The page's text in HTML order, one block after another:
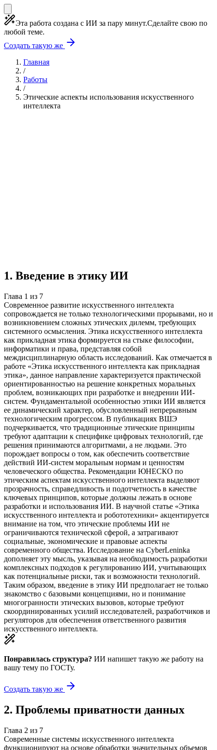
Эта работа создана с ИИ за пару минут.Сделайте свою по
любой теме.
Создать такую же
Главная
/
Работы
/
Этические аспекты использования искусственного
интеллекта
1. Введение в этику ИИ
Глава 1 из 7
Современное развитие искусственного интеллекта
сопровождается не только технологическими прорывами, но и
возникновением сложных этических дилемм, требующих
системного осмысления. Этика искусственного интеллекта
как прикладная этика формируется на стыке философии,
информатики и права, представляя собой
междисциплинарную область исследований. Как отмечается в
работе «Этика искусственного интеллекта как прикладная
этика», данное направление характеризуется практической
ориентированностью на решение конкретных моральных
проблем, возникающих при разработке и внедрении ИИ-
систем. Фундаментальной особенностью этики ИИ является
ее динамический характер, обусловленный непрерывным
технологическим прогрессом. В публикациях ВШЭ
подчеркивается, что традиционные этические принципы
требуют адаптации к специфике цифровых технологий, где
решения принимаются алгоритмами, а не людьми. Это
порождает вопросы о том, как обеспечить соответствие
действий ИИ-систем моральным нормам и ценностям
человеческого общества. Рекомендации ЮНЕСКО по
этическим аспектам искусственного интеллекта выделяют
прозрачность, справедливость и подотчетность в качестве
ключевых принципов, которые должны лежать в основе
разработки и использования ИИ. В научной статье «Этика
искусственного интеллекта и робототехники» акцентируется
внимание на том, что этические проблемы ИИ не
ограничиваются технической сферой, а затрагивают
социальные, экономические и правовые аспекты
современного общества. Исследование на CyberLeninka
дополняет эту мысль, указывая на необходимость разработки
комплексных подходов к регулированию ИИ, учитывающих
как потенциальные риски, так и возможности технологий.
Таким образом, введение в этику ИИ предполагает не только
знакомство с базовыми концепциями, но и понимание
многогранности этических вызовов, которые требуют
скоординированных усилий исследователей, разработчиков и
регуляторов для обеспечения ответственного развития
искусственного интеллекта.
Понравилась структура? ИИ напишет такую же работу на
вашу тему по ГОСТу.
Создать такую же
2. Проблемы приватности данных
Глава 2 из 7
Современные системы искусственного интеллекта
функционируют на основе обработки значительных объемов